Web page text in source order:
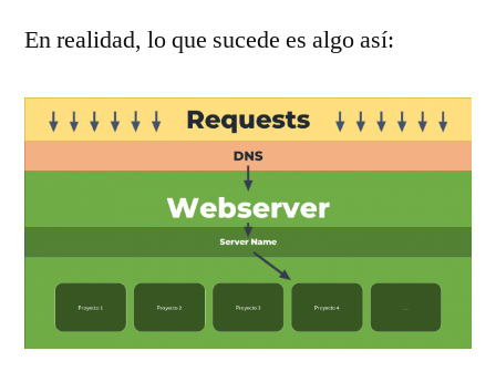
En realidad, lo que sucede es algo así: